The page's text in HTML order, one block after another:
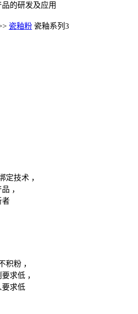
的研发及应用
瓷釉粉 瓷釉系列3
定技术 ，
，
者
积粉 ，
求低 ，
要求低